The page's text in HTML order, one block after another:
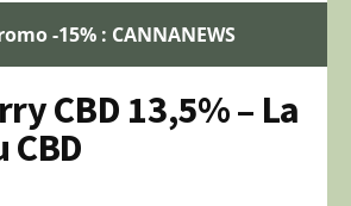
-15% : CANNANEWS
CBD 13,5% – La
CBD